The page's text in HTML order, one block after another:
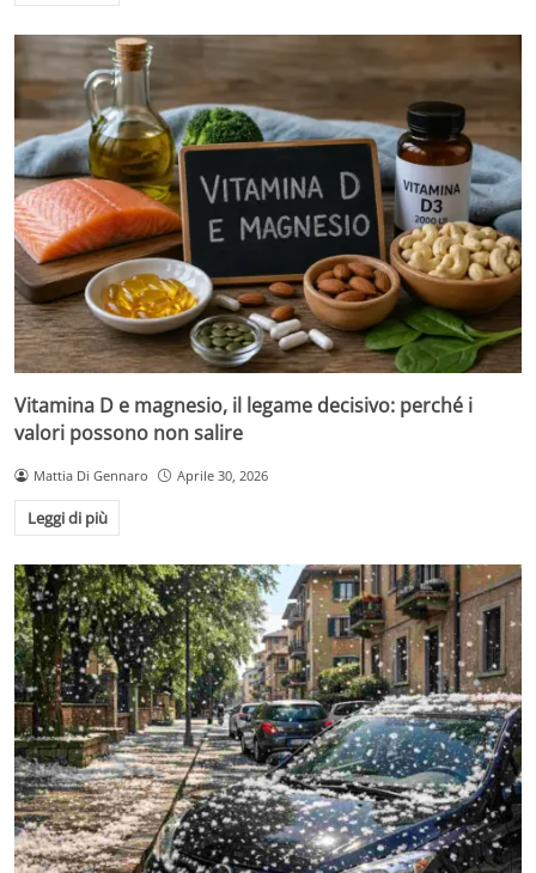
Vitamina D e magnesio, il legame decisivo: perché i
valori possono non salire
Mattia Di Gennaro Aprile 30, 2026
Leggi di più